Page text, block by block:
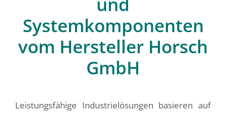
Systemkomponenten
vom Hersteller Horsch
GmbH
Leistungsfähige Industrielösungen basieren auf